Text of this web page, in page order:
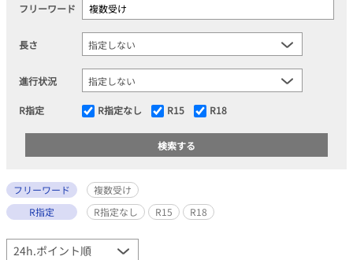
フリーワード
長さ
進行状況
R指定 R指定なし R15 R18
フリーワード
複数受け
R指定
R指定なし R15 R18